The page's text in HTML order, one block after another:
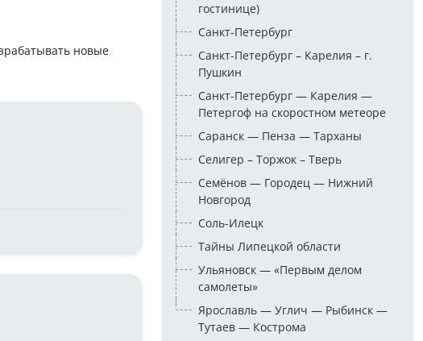
новые
гостинице)
Санкт-Петербург
Санкт-Петербург – Карелия – г.
Пушкин
Санкт-Петербург — Карелия —
Петергоф на скоростном метеоре
Саранск — Пенза — Тарханы
Селигер – Торжок – Тверь
Семёнов — Городец — Нижний
Новгород
Соль-Илецк
Тайны Липецкой области
Ульяновск — «Первым делом
самолеты»
Ярославль — Углич — Рыбинск —
Тутаев — Кострома